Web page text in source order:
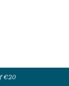
€20